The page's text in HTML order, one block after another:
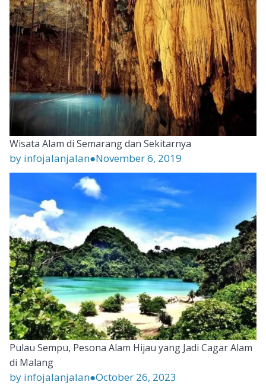
Wisata Alam di Semarang dan Sekitarnya
by infojalanjalan●November 6, 2019
Pulau Sempu, Pesona Alam Hijau yang Jadi Cagar Alam
di Malang
by infojalanjalan●October 26, 2023